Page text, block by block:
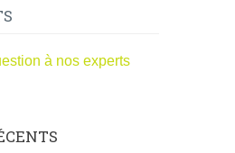
à nos experts